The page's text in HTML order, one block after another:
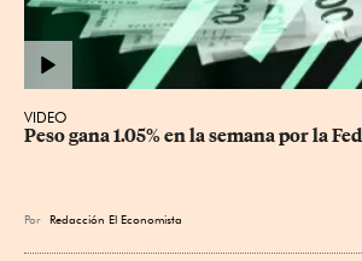
VIDEO
Peso gana 1.05% en la semana por la Fed
Por Redacción El Economista